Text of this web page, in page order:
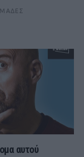
αυτού